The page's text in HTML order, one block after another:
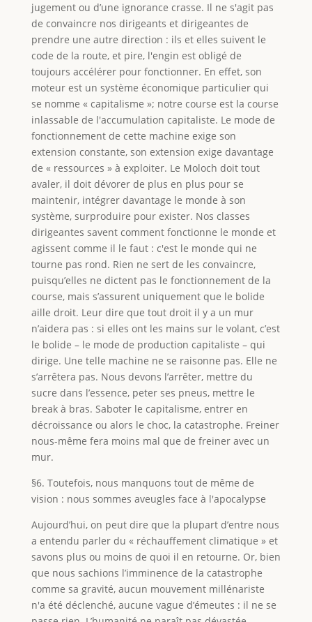
jugement ou d’une ignorance crasse. Il ne s'agit pas
de convaincre nos dirigeants et dirigeantes de
prendre une autre direction : ils et elles suivent le
code de la route, et pire, l'engin est obligé de
toujours accélérer pour fonctionner. En effet, son
moteur est un système économique particulier qui
se nomme « capitalisme »; notre course est la course
inlassable de l'accumulation capitaliste. Le mode de
fonctionnement de cette machine exige son
extension constante, son extension exige davantage
de « ressources » à exploiter. Le Moloch doit tout
avaler, il doit dévorer de plus en plus pour se
maintenir, intégrer davantage le monde à son
système, surproduire pour exister. Nos classes
dirigeantes savent comment fonctionne le monde et
agissent comme il le faut : c'est le monde qui ne
tourne pas rond. Rien ne sert de les convaincre,
puisqu’elles ne dictent pas le fonctionnement de la
course, mais s’assurent uniquement que le bolide
aille droit. Leur dire que tout droit il y a un mur
n’aidera pas : si elles ont les mains sur le volant, c’est
le bolide – le mode de production capitaliste – qui
dirige. Une telle machine ne se raisonne pas. Elle ne
s’arrêtera pas. Nous devons l’arrêter, mettre du
sucre dans l’essence, peter ses pneus, mettre le
break à bras. Saboter le capitalisme, entrer en
décroissance ou alors le choc, la catastrophe. Freiner
nous-même fera moins mal que de freiner avec un
mur.
§6. Toutefois, nous manquons tout de même de
vision : nous sommes aveugles face à l'apocalypse
Aujourd’hui, on peut dire que la plupart d’entre nous
a entendu parler du « réchauffement climatique » et
savons plus ou moins de quoi il en retourne. Or, bien
que nous sachions l’imminence de la catastrophe
comme sa gravité, aucun mouvement millénariste
n'a été déclenché, aucune vague d’émeutes : il ne se